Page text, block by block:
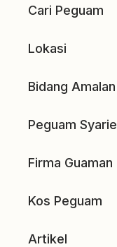
Cari Peguam
Lokasi
Bidang Amalan
Peguam Syarie
Firma Guaman
Kos Peguam
Artikel